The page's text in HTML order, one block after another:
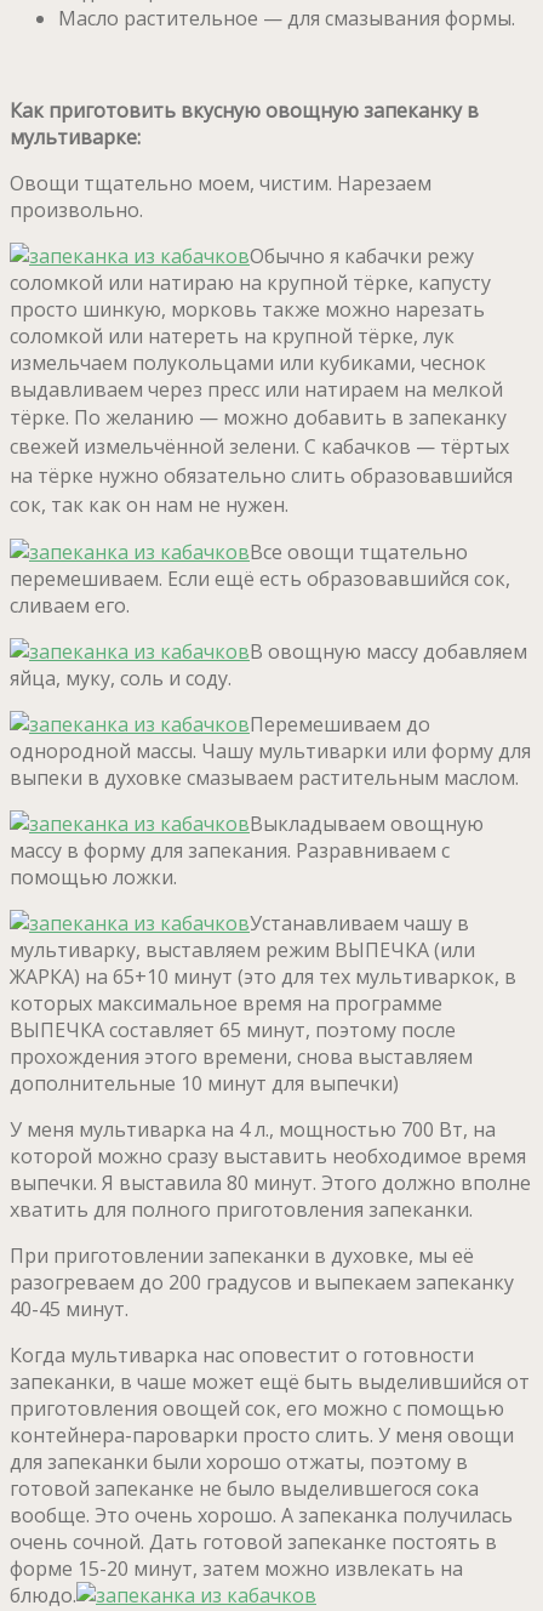
Масло растительное — для смазывания формы.
Как приготовить вкусную овощную запеканку в
мультиварке:
Овощи тщательно моем, чистим. Нарезаем
произвольно.
Обычно я кабачки режу
соломкой или натираю на крупной тёрке, капусту
просто шинкую, морковь также можно нарезать
соломкой или натереть на крупной тёрке, лук
измельчаем полукольцами или кубиками, чеснок
выдавливаем через пресс или натираем на мелкой
тёрке. По желанию — можно добавить в запеканку
свежей измельчённой зелени. С кабачков — тёртых
на тёрке нужно обязательно слить образовавшийся
сок, так как он нам не нужен.
Все овощи тщательно
перемешиваем. Если ещё есть образовавшийся сок,
сливаем его.
В овощную массу добавляем
яйца, муку, соль и соду.
Перемешиваем до
однородной массы. Чашу мультиварки или форму для
выпеки в духовке смазываем растительным маслом.
Выкладываем овощную
массу в форму для запекания. Разравниваем с
помощью ложки.
Устанавливаем чашу в
мультиварку, выставляем режим ВЫПЕЧКА (или
ЖАРКА) на 65+10 минут (это для тех мультиваркок, в
которых максимальное время на программе
ВЫПЕЧКА составляет 65 минут, поэтому после
прохождения этого времени, снова выставляем
дополнительные 10 минут для выпечки)
У меня мультиварка на 4 л., мощностью 700 Вт, на
которой можно сразу выставить необходимое время
выпечки. Я выставила 80 минут. Этого должно вполне
хватить для полного приготовления запеканки.
При приготовлении запеканки в духовке, мы её
разогреваем до 200 градусов и выпекаем запеканку
40-45 минут.
Когда мультиварка нас оповестит о готовности
запеканки, в чаше может ещё быть выделившийся от
приготовления овощей сок, его можно с помощью
контейнера-пароварки просто слить. У меня овощи
для запеканки были хорошо отжаты, поэтому в
готовой запеканке не было выделившегося сока
вообще. Это очень хорошо. А запеканка получилась
очень сочной. Дать готовой запеканке постоять в
форме 15-20 минут, затем можно извлекать на
блюдо.